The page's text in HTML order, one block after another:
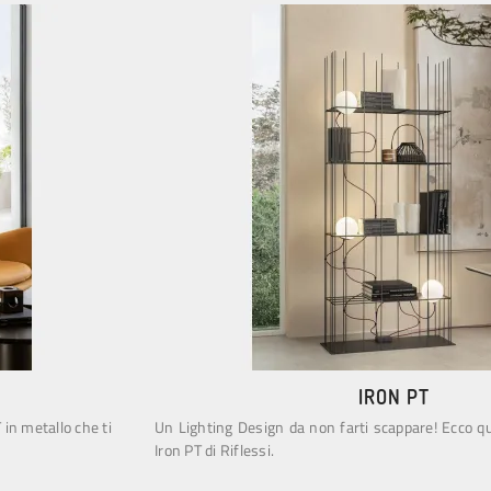
in metallo che ti
IRON PT
Un Lighting Design da non farti scappare! Ecco
Iron PT di Riflessi.